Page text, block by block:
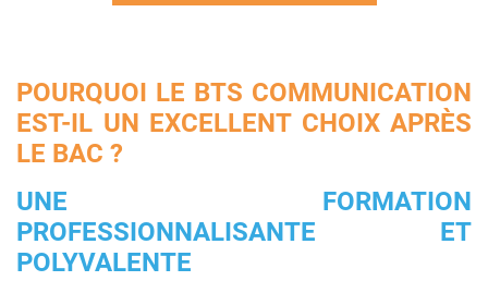
POURQUOI LE BTS COMMUNICATION
EST-IL UN EXCELLENT CHOIX APRÈS
LE BAC ?
UNE FORMATION
PROFESSIONNALISANTE ET
POLYVALENTE